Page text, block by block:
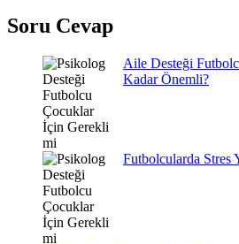
Soru Cevap
Aile Desteği
Kadar Önemli?
Futbolcularda Stres